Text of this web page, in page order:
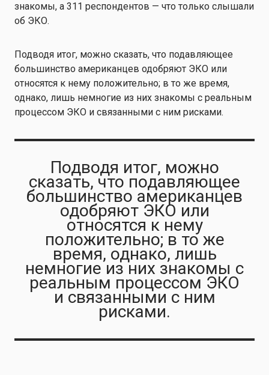
знакомы, а 311 респондентов — что только слышали
об ЭКО.
Подводя итог, можно сказать, что подавляющее
большинство американцев одобряют ЭКО или
относятся к нему положительно; в то же время,
однако, лишь немногие из них знакомы с реальным
процессом ЭКО и связанными с ним рисками.
Подводя итог, можно
сказать, что подавляющее
большинство американцев
одобряют ЭКО или
относятся к нему
положительно; в то же
время, однако, лишь
немногие из них знакомы с
реальным процессом ЭКО
и связанными с ним
рисками.